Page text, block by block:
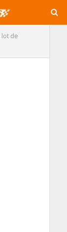
lot de